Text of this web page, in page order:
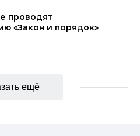
проводят
«Закон и порядок»
ещё